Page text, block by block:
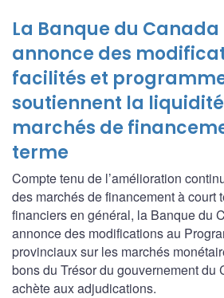
La Banque du Canada
annonce des
facilités et
soutiennent la
marchés de
terme
Compte tenu de l’amélioration
des marchés de financement à court
financiers en général, la Banque du
annonce des modifications au
provinciaux sur les marchés
bons du Trésor du gouvernement du
achète aux adjudications.